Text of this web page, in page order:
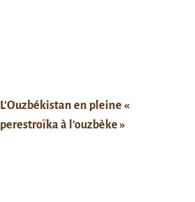
L’Ouzbékistan en pleine «
perestroïka à l’ouzbèke »